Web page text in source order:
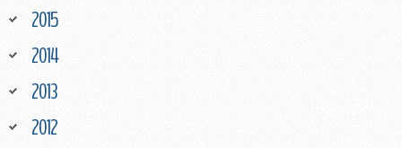
2015
2014
2013
2012